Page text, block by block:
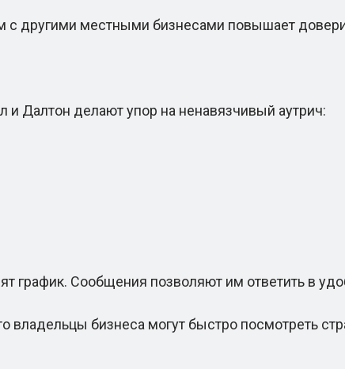
другими местными бизнесами повышает
делают упор на ненавязчивый аутрич:
Сообщения позволяют им ответить в
бизнеса могут быстро посмотреть